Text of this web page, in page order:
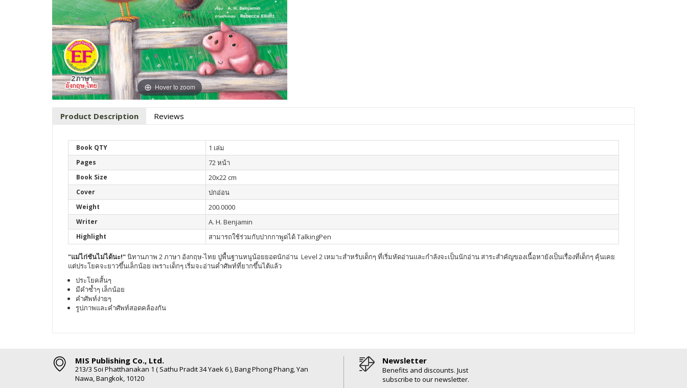
Hover to zoom
Product Description Reviews
Book QTY 1 เล่ม
Pages 72 หน้า
Book Size 20x22 cm
Cover ปกอ่อน
Weight 200.0000
Writer A. H. Benjamin
Highlight สามารถใช้ร่วมกับปากกาพูดได้ TalkingPen
"แม่ไก่ชันไม่ได้นะ!"นิทานภาพ 2 ภาษา อังกฤษ-ไทย ปูพื้นฐานหนูน้อยยอดนักอ่าน Level 2 เหมาะสำหรับเด็กๆ ที่เริ่มหัดอ่านและกำลังจะเป็นนักอ่าน สาระสำคัญของเนื้อหายังเป็นเรื่องที่เด็กๆ คุ้นเคย
แต่ประโยคจะยาวขึ้นเล็กน้อย เพราะเด็กๆ เริ่มจะอ่านค่ำศัพท์ที่ยากขึ้นไต้แล้ว
ประโยคสั้นๆ
มีคำซ้ำๆ เล็กน้อย
คำศัพท์ง่ายๆ
รูปภาพและคำศัพท์สอดคล้องกัน
MIS Publishing Co., Ltd.
213/3 Soi Phatthanakan 1 ( Sathu Pradit 34 Yaek 6 ), Bang Phong Phang, Yan
Nawa, Bangkok, 10120
Newsletter
Benefits and discounts. Just
subscribe to our newsletter.